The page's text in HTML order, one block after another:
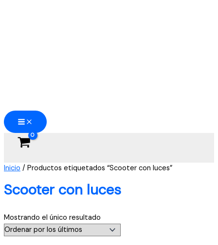
Inicio / Productos etiquetados “Scooter con luces”
Scooter con luces
Mostrando el único resultado